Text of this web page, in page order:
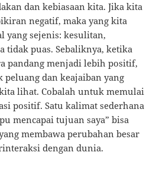
dan kebiasaan kita. Jika kita
negatif, maka yang kita
yang sejenis: kesulitan,
tidak puas. Sebaliknya, ketika
pandang menjadi lebih positif,
dan keajaiban yang
lihat. Cobalah untuk memulai
positif. Satu kalimat sederhana
mencapai tujuan saya” bisa
membawa perubahan besar
dengan dunia.